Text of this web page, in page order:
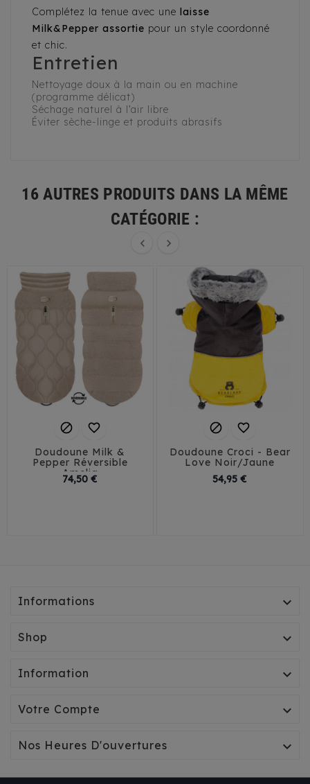
Complétez la tenue avec une laisse
Milk&Pepper assortie pour un style coordonné
et chic.
Entretien
Nettoyage doux à la main ou en machine
(programme délicat)
Séchage naturel à l’air libre
Éviter sèche-linge et produits abrasifs
16 AUTRES PRODUITS DANS LA MÊME
CATÉGORIE :
 
 
Doudoune Milk &
Pepper Réversible
Amelia
74,50 €
 
Doudoune Croci - Bear
Love Noir/Jaune
54,95 €
Informations 
Shop 
Information 
Votre Compte 
Nos Heures D'ouvertures 